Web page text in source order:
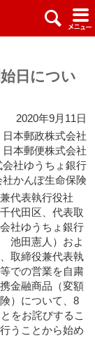
x #
日につい
2020年9月11日
日本郵政株式会社
日本郵便株式会社
会社ゆうちょ銀行
社かんぽ生命保険
代表執行役社
代田区、代表取
社ゆうちょ銀行
池田憲人）およ
取締役兼代表執
での営業を自粛
金融商品（変額
）について、8
をお詫びするこ
うことから始め